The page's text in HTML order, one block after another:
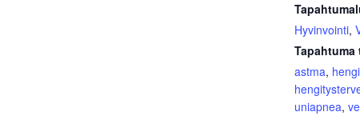
Hyvinvointi,
Tapahtuma
astma,
uniapnea,